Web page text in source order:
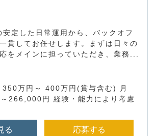
安定した日常運用から、バックオフ
貫してお任せします。まずは日々の
をメインに担っていただき、業務...
万円～ 400万円(賞与含む) 月
266,000円 経験・能力により考慮
る 応募する